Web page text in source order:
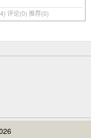
评论(0) 推荐(0)